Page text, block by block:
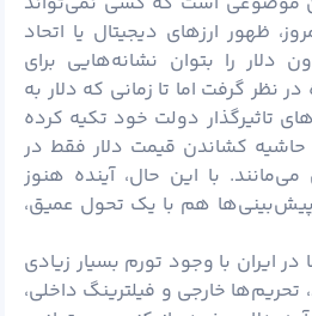
ظهور ارزهای دیجیتال یا اتحاد
دلار را بتوان نشانه‌هایی برای
نظر گرفت اما تا زمانی که دلار به
تاثیرگذار دولت خود تکیه کرده
حاشیه کشاندن قیمت دلار فقط در
با این حال، آینده هنوز
هم با یک تحول عمیق،
ایران با وجود تورم بسیار زیادی
خارجی و فیلترینگ داخلی،